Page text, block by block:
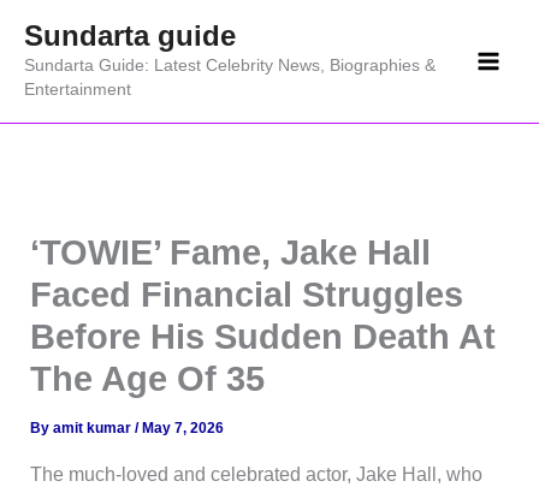
content
Sundarta guide
Sundarta Guide: Latest Celebrity News, Biographies &
Entertainment
‘TOWIE’ Fame, Jake Hall
Faced Financial Struggles
Before His Sudden Death At
The Age Of 35
Byamit kumar/ May 7, 2026
The much-loved and celebrated actor, Jake Hall, who